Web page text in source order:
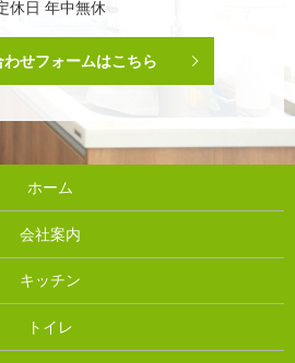
休日 年中無休
わせフォームはこちら
ホーム
会社案内
キッチン
トイレ